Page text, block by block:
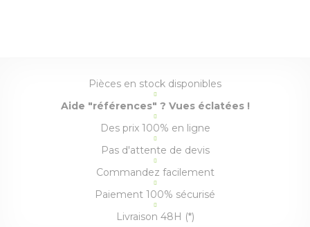
Pièces en stock disponibles
Aide "références" ? Vues éclatées !
Des prix 100% en ligne
Pas d'attente de devis
Commandez facilement
Paiement 100% sécurisé
Livraison 48H (*)